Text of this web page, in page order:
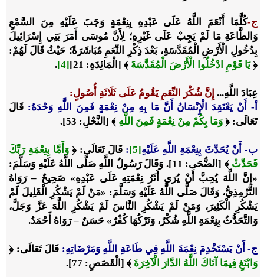
ج-كُلَّمَا أَنْعَمَ اللَّهُ عَلَى عَبْدِهِ بِنِعْمَةٍ وَجَبَ عَلَيْهِ مِنَ السَّمْعِ
وَالطَّاعَةِ مَا لَمْ يَجِبْ عَلَى غَيْرِهِ؛ لِأَنَّ مُوسَى أَمَرَ بَنِي إِسْرَائِيلَ
بِدُخُولِ الْأَرْضِ الْمُقَدَّسَةِ، بَعْدَ ذِكْرِ النِّعَمِ مُبَاشَرَةً؛ حَيْثُ قَالَ لَهُمْ:
﴿يَا قَوْمِ ادْخُلُوا الْأَرْضَ الْمُقَدَّسَةَ ﴾ [الْمَائِدَةِ: 21] [4]
.
عِبَادَ اللَّهِ... إِنَّ شُكْرَ النِّعَمِ يَقُومُ عَلَى ثَلَاثَةِ أُصُولٍ:
أ- أَنْ يَعْتَقِدَ الْإِنْسَانُ أَنَّ مَا بِهِ مِنْ نِعْمَةٍ فَمِنَ اللَّهِ وَحْدَهُ: قَالَ
تَعَالَى: ﴿ وَمَا بِكُمْ مِنْ نِعْمَةٍ فَمِنَ اللَّهِ ﴾ [النَّحْلِ: 53].
ب- أَنْ يُحَدِّثَ بِنِعْمَةِ اللَّهِ عَلَيْهِ[5]
: قَالَ تَعَالَى: ﴿وَأَمَّا بِنِعْمَةِ رَبِّكَ
فَحَدِّثْ
﴾ [الضُّحَى: 11]. وَقَالَ رَسُولُ اللَّهِ صَلَّى اللَّهُ عَلَيْهِ وَسَلَّمَ:
«إِنَّ اللَّهَ يُحِبَّ أَنْ يُرَى أَثَرُ نِعْمَتِهِ عَلَى عَبْدِهِ» صَحِيحٌ – رَوَاهُ
التِّرْمِذِيُّ، وَقَالَ صَلَّى اللَّهُ عَلَيْهِ وَسَلَّمَ: «مَنْ لَمْ يَشْكُرِ الْقَلِيلَ لَمْ
يَشْكُرِ الْكَثِيرَ، وَمَنْ لَمْ يَشْكُرِ النَّاسَ لَمْ يَشْكُرِ اللَّهَ عَزَّ وَجَلَّ،
وَالتَّحَدُّثُ بِنِعْمَةِ اللَّهِ شُكْرٌ، وَتَرْكُهَا كُفْرٌ » حَسَنٌ – رَوَاهُ أَحْمَدُ.
ج- أَنْ يَسْتَخْدِمَ نِعْمَةَ اللَّهِ فِي طَاعَةِ اللَّهِ وَمَرْضَاتِهِ: قَالَ تَعَالَى: ﴿
وَابْتَغِ فِيمَا آتَاكَ اللَّهُ الدَّارَ الْآخِرَةَ ﴾ [الْقَصَصِ: 77].